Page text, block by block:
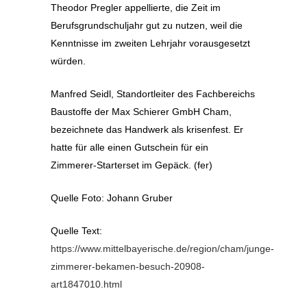
Theodor Pregler appellierte, die Zeit im
Berufsgrundschuljahr gut zu nutzen, weil die
Kenntnisse im zweiten Lehrjahr vorausgesetzt
würden.
Manfred Seidl, Standortleiter des Fachbereichs
Baustoffe der Max Schierer GmbH Cham,
bezeichnete das Handwerk als krisenfest. Er
hatte für alle einen Gutschein für ein
Zimmerer-Starterset im Gepäck. (fer)
Quelle Foto: Johann Gruber
Quelle Text:
https://www.mittelbayerische.de/region/cham/junge-
zimmerer-bekamen-besuch-20908-
art1847010.html